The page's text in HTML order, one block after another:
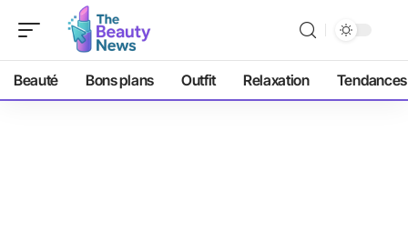
Beauté Bons plans Outfit Relaxation Tendances